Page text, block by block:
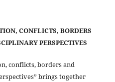
CONFLICTS, BORDERS
PERSPECTIVES
conflicts, borders and
brings together